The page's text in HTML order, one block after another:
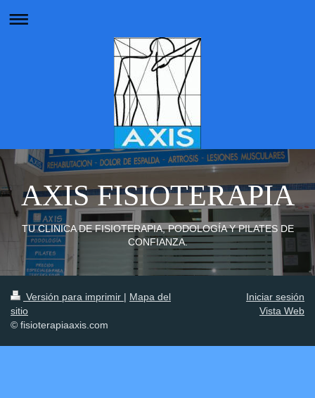
AXIS FISIOTERAPIA
TU CLINICA DE FISIOTERAPIA, PODOLOGÍA Y PILATES DE
CONFIANZA.
Versión para imprimir | Mapa del
sitio
© fisioterapiaaxis.com
Iniciar sesión
Vista Web